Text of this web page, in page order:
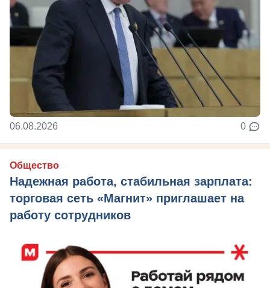
06.08.2026 0
Общество
Надежная работа, стабильная зарплата:
торговая сеть «Магнит» приглашает на
работу сотрудников